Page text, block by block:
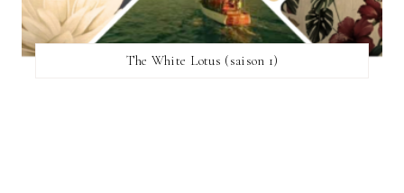
The White Lotus (saison 1)